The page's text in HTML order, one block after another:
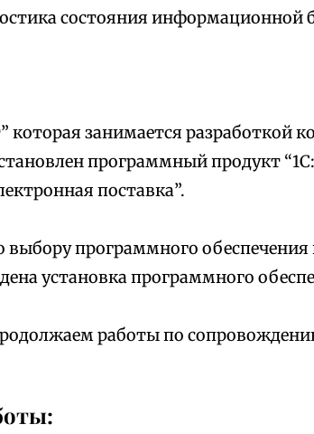
состояния информационной
занимается разработкой
программный продукт
поставка”.
выбору программного обеспечения
установка программного
работы по